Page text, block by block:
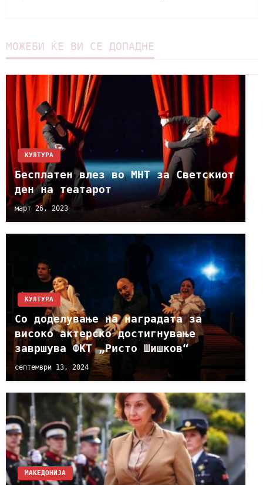
МОЖЕБИ ЌЕ ВИ СЕ ДОПАДНЕ
КУЛТУРА
Бесплатен влез во МНТ за Светскиот
ден на театарот
март 26, 2023
КУЛТУРА
Со доделување на наградата за
високо актерско достигнување
завршува ФКТ „Ристо Шишков“
септември 13, 2024
МАКЕДОНИЈА